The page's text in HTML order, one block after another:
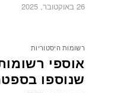
26 באוקטובר, 2025
רשומות היסטוריות
אוספי
שנוספו